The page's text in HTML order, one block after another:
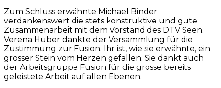
Zum Schluss erwähnte Michael Binder
verdankenswert die stets konstruktive und gute
Zusammenarbeit mit dem Vorstand des DTV Seen.
Verena Huber dankte der Versammlung für die
Zustimmung zur Fusion. Ihr ist, wie sie erwähnte, ein
grosser Stein vom Herzen gefallen. Sie dankt auch
der Arbeitsgruppe Fusion für die grosse bereits
geleistete Arbeit auf allen Ebenen.